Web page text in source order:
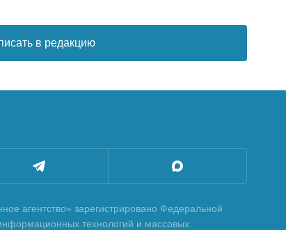
в редакцию
агентство» зарегистрировано Федеральной
технологий и массовых